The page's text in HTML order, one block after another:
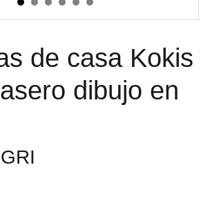
de casa Kokis
dibujo en